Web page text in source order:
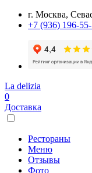
г. Москва,
+7 (936) 196-
La delizia
0
Доставка
Рестораны
Меню
Отзывы
Фото